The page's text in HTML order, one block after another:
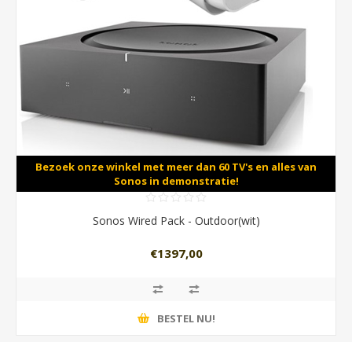
Bezoek onze winkel met meer dan 60 TV's en alles van
Sonos in demonstratie!
Sonos Wired Pack - Outdoor(wit)
€1397,00
BESTEL NU!